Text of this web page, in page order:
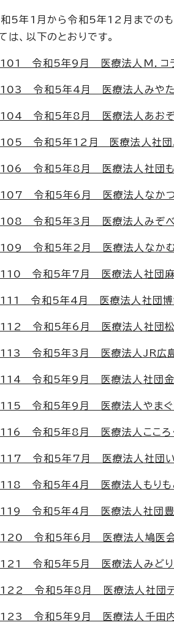
5年1月から令和5年12月までの
、以下のとおりです。
令和5年9月 医療法人М．コ
9103 令和5年4月 医療法人みや
9104 令和5年8月 医療法人あお
令和5年12月 医療法人社団
令和5年8月 医療法人社団も
令和5年6月 医療法人なかつ
9108 令和5年3月 医療法人みぞ
令和5年2月 医療法人なかむ
9110 令和5年7月 医療法人社団
9111 令和5年4月 医療法人社団
令和5年6月 医療法人社団松
9113 令和5年3月 医療法人JR広
9114 令和5年9月 医療法人社団
令和5年9月 医療法人やまぐ
令和5年8月 医療法人こころ・
9117 令和5年7月 医療法人社団
令和5年4月 医療法人もりも
令和5年4月 医療法人社団
9120 令和5年6月 医療法人鳩医
令和5年5月 医療法人みどり
令和5年8月 医療法人社団テ
令和5年9月 医療法人千田内